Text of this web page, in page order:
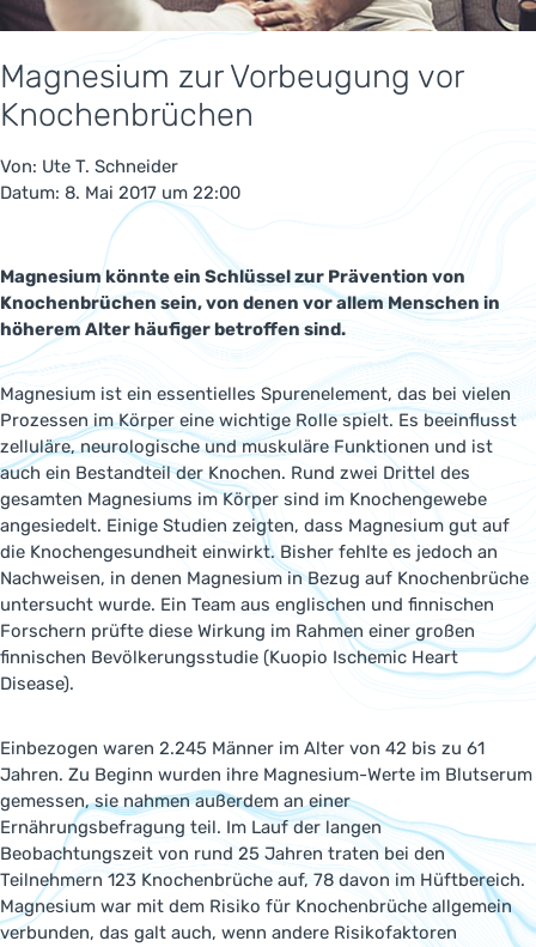
Magnesium zur Vorbeugung vor
Knochenbrüchen
Von: Ute T. Schneider
Datum: 8. Mai 2017 um 22:00
Magnesium könnte ein Schlüssel zur Prävention von
Knochenbrüchen sein, von denen vor allem Menschen in
höherem Alter häufiger betroffen sind.
Magnesium ist ein essentielles Spurenelement, das bei vielen
Prozessen im Körper eine wichtige Rolle spielt. Es beeinflusst
zelluläre, neurologische und muskuläre Funktionen und ist
auch ein Bestandteil der Knochen. Rund zwei Drittel des
gesamten Magnesiums im Körper sind im Knochengewebe
angesiedelt. Einige Studien zeigten, dass Magnesium gut auf
die Knochengesundheit einwirkt. Bisher fehlte es jedoch an
Nachweisen, in denen Magnesium in Bezug auf Knochenbrüche
untersucht wurde. Ein Team aus englischen und finnischen
Forschern prüfte diese Wirkung im Rahmen einer großen
finnischen Bevölkerungsstudie (Kuopio Ischemic Heart
Disease).
Einbezogen waren 2.245 Männer im Alter von 42 bis zu 61
Jahren. Zu Beginn wurden ihre Magnesium-Werte im Blutserum
gemessen, sie nahmen außerdem an einer
Ernährungsbefragung teil. Im Lauf der langen
Beobachtungszeit von rund 25 Jahren traten bei den
Teilnehmern 123 Knochenbrüche auf, 78 davon im Hüftbereich.
Magnesium war mit dem Risiko für Knochenbrüche allgemein
verbunden, das galt auch, wenn andere Risikofaktoren